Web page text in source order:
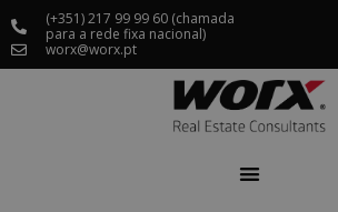
(+351) 217 99 99 60 (chamada
para a rede fixa nacional)
worx@worx.pt